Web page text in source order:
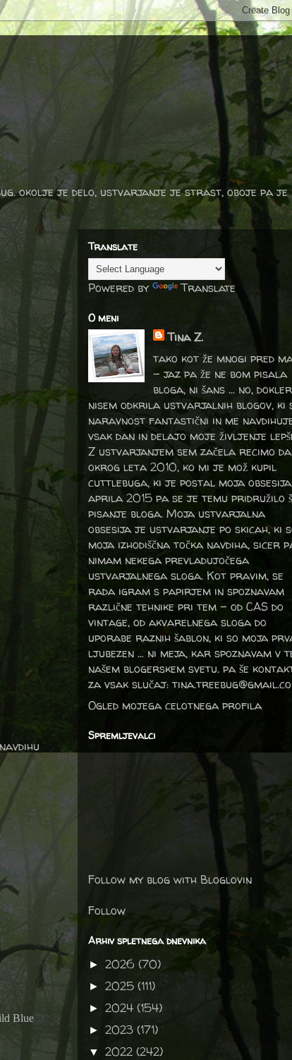
okolje je delo, ustvarjanje je strast, oboje pa je
Blue
Translate
Powered by Translate
O meni
Tina Z.
tako kot že mnogi pred
- jaz pa že ne bom pisala
bloga, ni šans ... no, dokler
nisem odkrila ustvarjalnih blogov, ki
naravnost fantastični in me
vsak dan in delajo moje življenje
Z ustvarjanjem sem začela recimo da
okrog leta 2010, ko mi je mož kupil
cuttlebuga, ki je postal moja
aprila 2015 pa se je temu pridružilo
pisanje bloga. Moja ustvarjalna
obsesija je ustvarjanje po skicah, ki
moja izhodiščna točka navdiha, sicer
nimam nekega prevladujočega
ustvarjalnega sloga. Kot pravim, se
rada igram s papirjem in spoznavam
različne tehnike pri tem – od CAS do
vintage, od akvarelnega sloga do
uporabe raznih šablon, ki so moja
ljubezen … ni meja, kar spoznavam v
našem blogerskem svetu. pa še
za vsak slučaj:
Ogled mojega celotnega profila
Spremljevalci
Follow my blog with Bloglovin
Follow
Arhiv spletnega dnevnika
► 2026 (70)
► 2025 (111)
► 2024 (154)
► 2023 (171)
▼ 2022 (242)